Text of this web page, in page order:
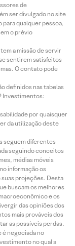
de
ser divulgado no site
qualquer pessoa,
o prévio
a missão de servir
sentirem satisfeitos
O contato pode
definidos nas tabelas
Investimentos:
por quaisquer
da utilização deste
seguem diferentes
seguindo conceitos
médias móveis
informação os
suas projeções. Desta
buscam os melhores
e os
das opiniões dos
mais prováveis dos
as possíveis perdas.
é negociada no
no qual a